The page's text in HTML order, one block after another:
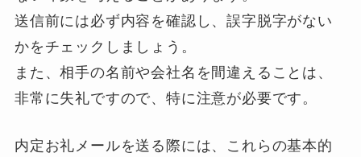
送信前には必ず内容を確認し、誤字脱字がない
かをチェックしましょう。
また、相手の名前や会社名を間違えることは、
非常に失礼ですので、特に注意が必要です。
内定お礼メールを送る際には、これらの基本的